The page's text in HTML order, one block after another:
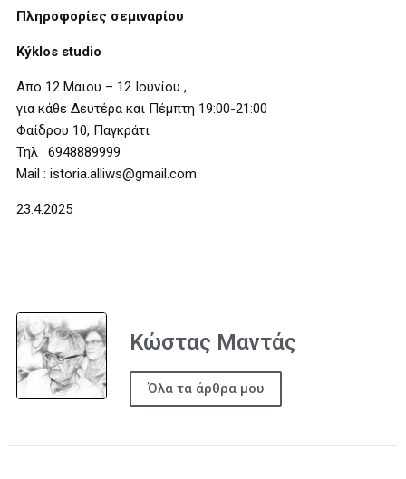
Πληροφορίες σεμιναρίου
Kýklos studio
Απο 12 Μαιου – 12 Ιουνίου ,
για κάθε Δευτέρα και Πέμπτη 19:00-21:00
Φαίδρου 10, Παγκράτι
Τηλ : 6948889999
Mail : istoria.alliws@gmail.com
23.4.2025
Κώστας Μαντάς
Όλα τα άρθρα μου